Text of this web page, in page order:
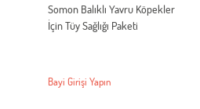
Somon Balıklı Yavru Köpekler
İçin Tüy Sağlığı Paketi
Bayi Girişi Yapın